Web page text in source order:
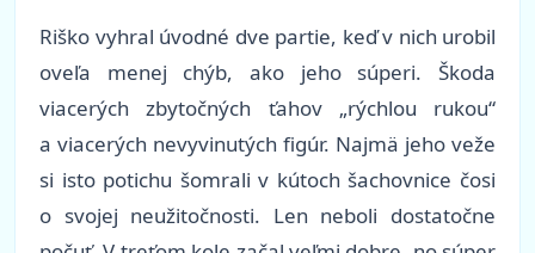
Riško vyhral úvodné dve partie, keď v nich urobil
oveľa menej chýb, ako jeho súperi. Škoda
viacerých zbytočných ťahov „rýchlou rukou“
a viacerých nevyvinutých figúr. Najmä jeho veže
si isto potichu šomrali v kútoch šachovnice čosi
o svojej neužitočnosti. Len neboli dostatočne